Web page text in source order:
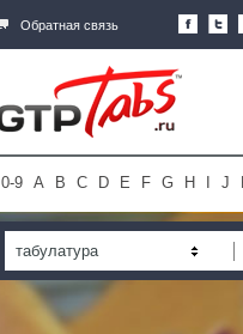
Обратная связь
0-9 A B C D E F G H J
табулатура